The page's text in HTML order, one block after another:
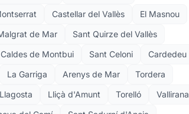
Castellar del Vallès
El Masnou
de Mar
Sant Quirze del Vallès
Caldes de Montbui Sant Celoni
Cardedeu
La Garriga Arenys de Mar
Tordera
Lliçà d'Amunt Torelló
Vallirana